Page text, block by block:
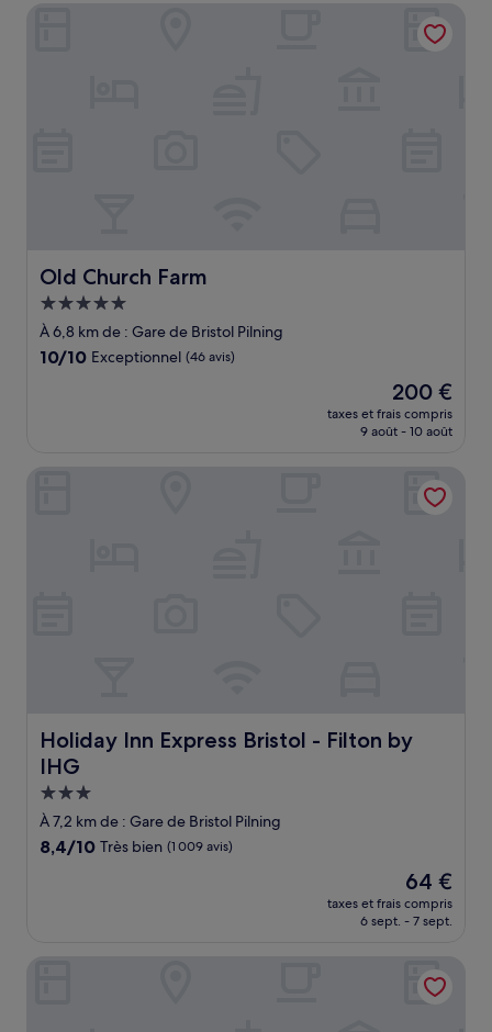
121 €
Old Church Farm
Old Church Farm
Hébergement
5.0 étoiles
À 6,8 km de : Gare de Bristol Pilning
10.0
10/10 Exceptionnel (46 avis)
Le
nouveau
prix
de
200 €
200 €
taxes et frais compris
9 août - 10 août
Holiday Inn Express Bristol - Filton by
IHG
Holiday Inn Express Bristol - Filton by IHG
Hébergement
3.0 étoiles
À 7,2 km de : Gare de Bristol Pilning
8.4
8,4/10 Très bien (1 009 avis)
Le
nouveau
prix
de
64 €
64 €
taxes et frais compris
6 sept. - 7 sept.